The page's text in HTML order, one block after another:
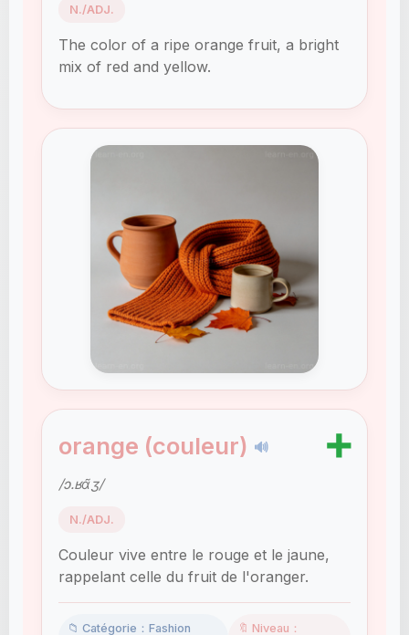
N./ADJ.
The color of a ripe orange fruit, a bright
mix of red and yellow.
orange (couleur) 🔊 ➕
/ɔ.ʁɑ̃ʒ/
N./ADJ.
Couleur vive entre le rouge et le jaune,
rappelant celle du fruit de l'oranger.
📁 Catégorie：Fashion
🔖 Niveau：